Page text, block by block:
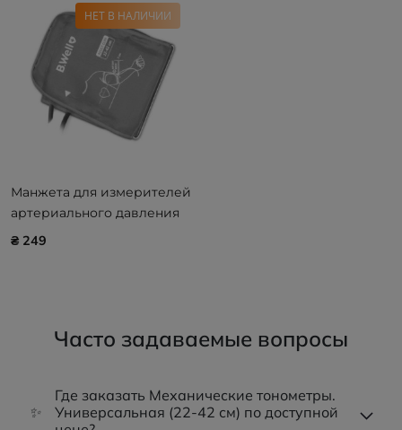
НЕТ В НАЛИЧИИ
Манжета для измерителей
артериального давления
B.Well серии WM-62S, WM-
₴ 249
Часто задаваемые вопросы
✨
Где заказать Механические тонометры.
Универсальная (22-42 см) по доступной